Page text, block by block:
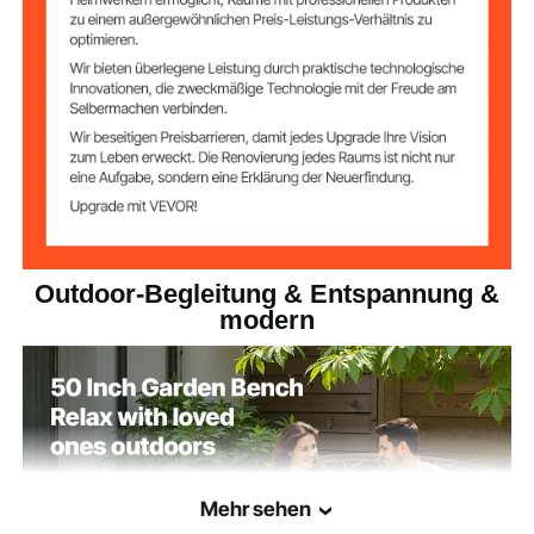
Material der
Rückenlehne
Farbe Antikbronze
Produktgewicht 40,8 lbs / 18,52 kg
gen
x 690 x 855 mm
Outdoor-Begleitung & Entspannung &
modern
Mehr sehen